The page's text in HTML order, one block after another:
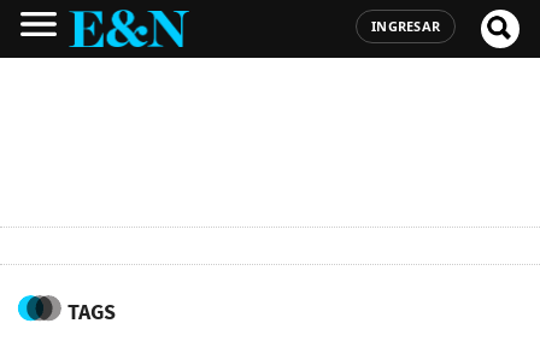
INGRESAR
TAGS